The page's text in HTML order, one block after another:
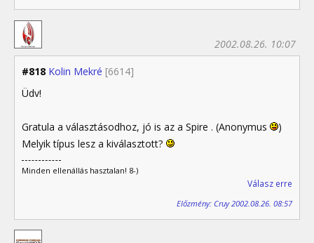
#818 Kolin Mekré [6614]
2002.08.26. 10:07
Üdv!
Gratula a választásodhoz, jó is az a Spire . (Anonymus
)
Melyik típus lesz a kiválasztott?
Minden ellenállás hasztalan! 8-)
Válasz erre
Előzmény: Cruy 2002.08.26. 08:57